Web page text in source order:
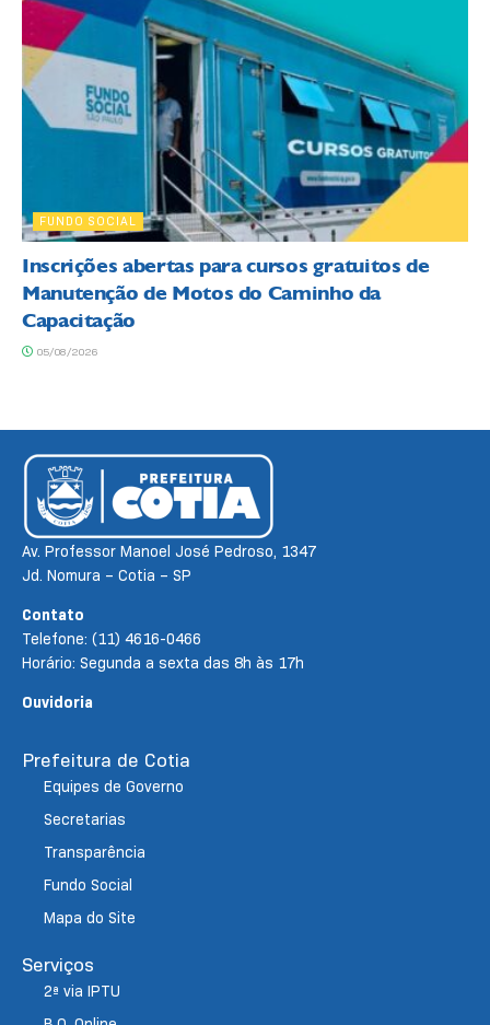
FUNDO SOCIAL
Inscrições abertas para cursos gratuitos de
Manutenção de Motos do Caminho da
Capacitação
05/08/2026
Av. Professor Manoel José Pedroso, 1347
Jd. Nomura – Cotia – SP
Contato
Telefone: (11) 4616-0466
Horário: Segunda a sexta das 8h às 17h
Ouvidoria
Prefeitura de Cotia
Equipes de Governo
Secretarias
Transparência
Fundo Social
Mapa do Site
Serviços
2ª via IPTU